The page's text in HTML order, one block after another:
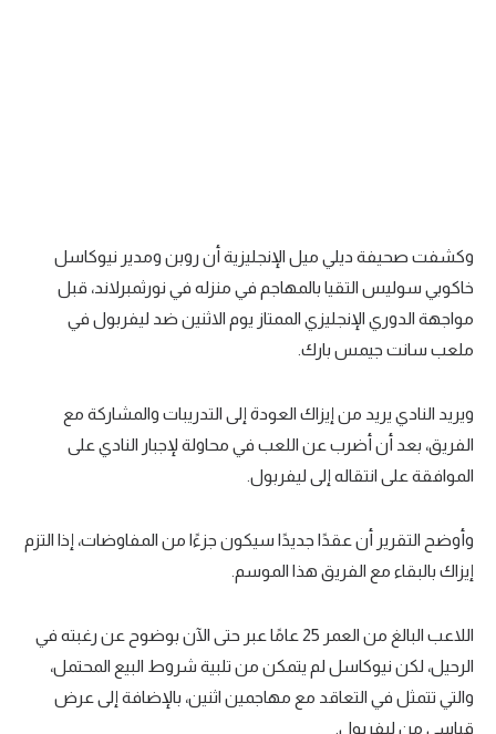
سعودي في الجول
الدوري الإنجليزي
دوري أبطال أوروبا
أمم إفريقيا
كرة سلة
كرة طائرة
وكشفت صحيفة ديلي ميل الإنجليزية أن روبن ومدير نيوكاسل
خاكوبي سوليس التقيا بالمهاجم في منزله في نورثمبرلاند، قبل
مواجهة الدوري الإنجليزي الممتاز يوم الاثنين ضد ليفربول في
ملعب سانت جيمس بارك.
ويريد النادي يريد من إيزاك العودة إلى التدريبات والمشاركة مع
الفريق، بعد أن أضرب عن اللعب في محاولة لإجبار النادي على
الموافقة على انتقاله إلى ليفربول.
وأوضح التقرير أن عقدًا جديدًا سيكون جزءًا من المفاوضات، إذا التزم
إيزاك بالبقاء مع الفريق هذا الموسم.
اللاعب البالغ من العمر 25 عامًا عبر حتى الآن بوضوح عن رغبته في
الرحيل، لكن نيوكاسل لم يتمكن من تلبية شروط البيع المحتمل،
والتي تتمثل في التعاقد مع مهاجمين اثنين، بالإضافة إلى عرض
قياسي من ليفربول.